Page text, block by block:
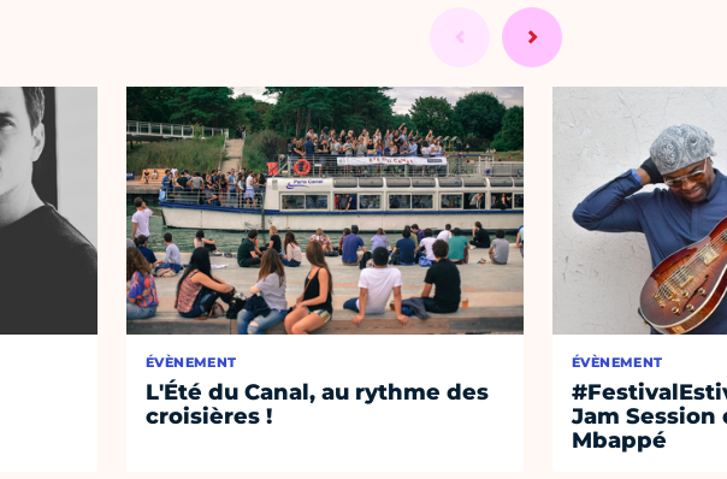
ÉVÈNEMENT
L'Été du Canal, au rythme des
croisières !
ÉVÈNEMENT
Jam Session
Mbappé